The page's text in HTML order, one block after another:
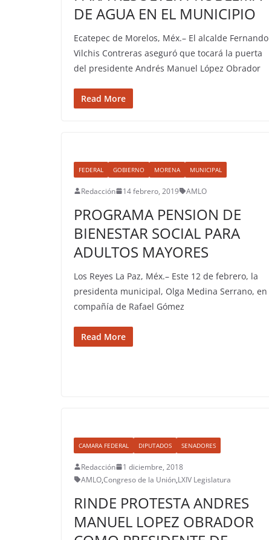
DE AGUA EN EL MUNICIPIO
Ecatepec de Morelos, Méx.– El alcalde Fernando
Vilchis Contreras aseguró que tocará la puerta
del presidente Andrés Manuel López Obrador
Read More
FEDERAL GOBIERNO MORENA MUNICIPAL
Redacción 14 febrero, 2019 AMLO
PROGRAMA PENSION DE
BIENESTAR SOCIAL PARA
ADULTOS MAYORES
Los Reyes La Paz, Méx.– Este 12 de febrero, la
presidenta municipal, Olga Medina Serrano, en
compañía de Rafael Gómez
Read More
CAMARA FEDERAL DIPUTADOS SENADORES
Redacción
1 diciembre, 2018
AMLO,Congreso de la Unión,LXIV Legislatura
RINDE PROTESTA ANDRES
MANUEL LOPEZ OBRADOR